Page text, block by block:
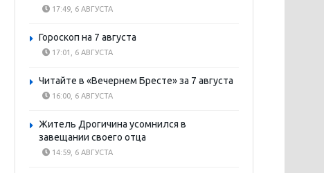
17:49, 6 АВГУСТА
Гороскоп на 7 августа
17:01, 6 АВГУСТА
Читайте в «Вечернем Бресте» за 7 августа
16:00, 6 АВГУСТА
Житель Дрогичина усомнился в
завещании своего отца
14:59, 6 АВГУСТА